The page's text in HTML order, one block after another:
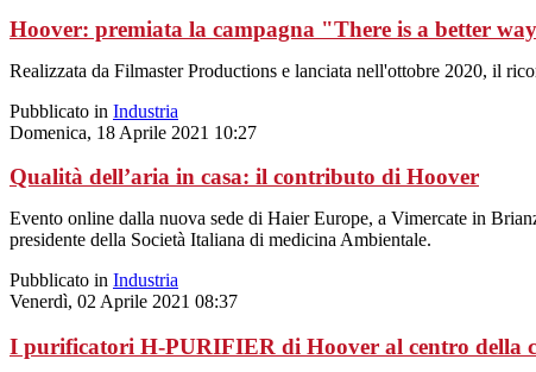
Hoover: premiata la campagna "There is a better
Realizzata da Filmaster Productions e lanciata nell'ottobre 2020, il
Pubblicato in Industria
Domenica, 18 Aprile 2021 10:27
Qualità dell’aria in casa: il contributo di Hoover
Evento online dalla nuova sede di Haier Europe, a Vimercate in
presidente della Società Italiana di medicina Ambientale.
Pubblicato in Industria
Venerdì, 02 Aprile 2021 08:37
I purificatori H-PURIFIER di Hoover al centro della